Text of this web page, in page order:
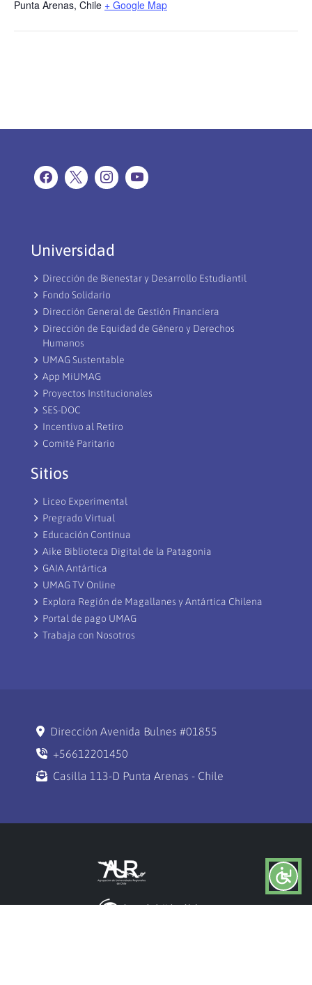
Punta Arenas, Chile + Google Map
Universidad
Dirección de Bienestar y Desarrollo Estudiantil
Fondo Solidario
Dirección General de Gestión Financiera
Dirección de Equidad de Género y Derechos
Humanos
UMAG Sustentable
App MiUMAG
Proyectos Institucionales
SES-DOC
Incentivo al Retiro
Comité Paritario
Sitios
Liceo Experimental
Pregrado Virtual
Educación Continua
Aike Biblioteca Digital de la Patagonia
GAIA Antártica
UMAG TV Online
Explora Región de Magallanes y Antártica Chilena
Portal de pago UMAG
Trabaja con Nosotros
Dirección Avenida Bulnes #01855
+56612201450
Casilla 113-D Punta Arenas - Chile